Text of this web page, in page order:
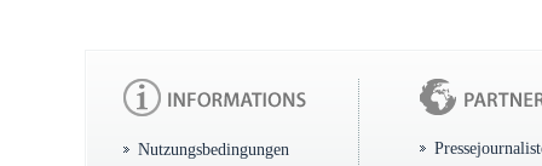
Nutzungsbedingungen